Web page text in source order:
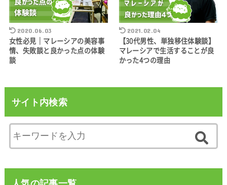
2020.06.03
女性必見｜マレーシアの美容事
情、失敗談と良かった点の体験
談
2021.02.04
【30代男性、単独移住体験談】
マレーシアで生活することが良
かった4つの理由
サイト内検索